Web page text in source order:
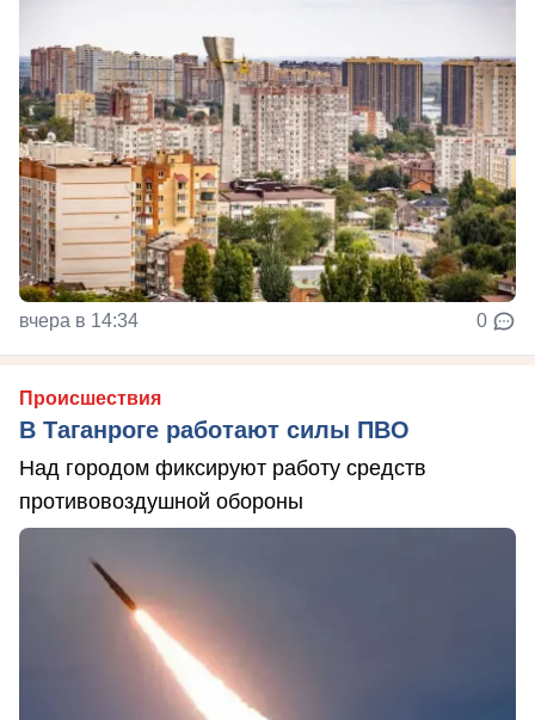
вчера в 14:34 0
Происшествия
В Таганроге работают силы ПВО
Над городом фиксируют работу средств
противовоздушной обороны